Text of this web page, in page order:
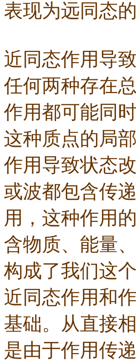
表现为远同态
近同态作用导
任何两种存在
作用都可能同
这种质点的局
作用导致状态
或波都包含传
用，这种作用
含物质、能量
构成了我们这
近同态作用和
基础。从直接
是由于作用传